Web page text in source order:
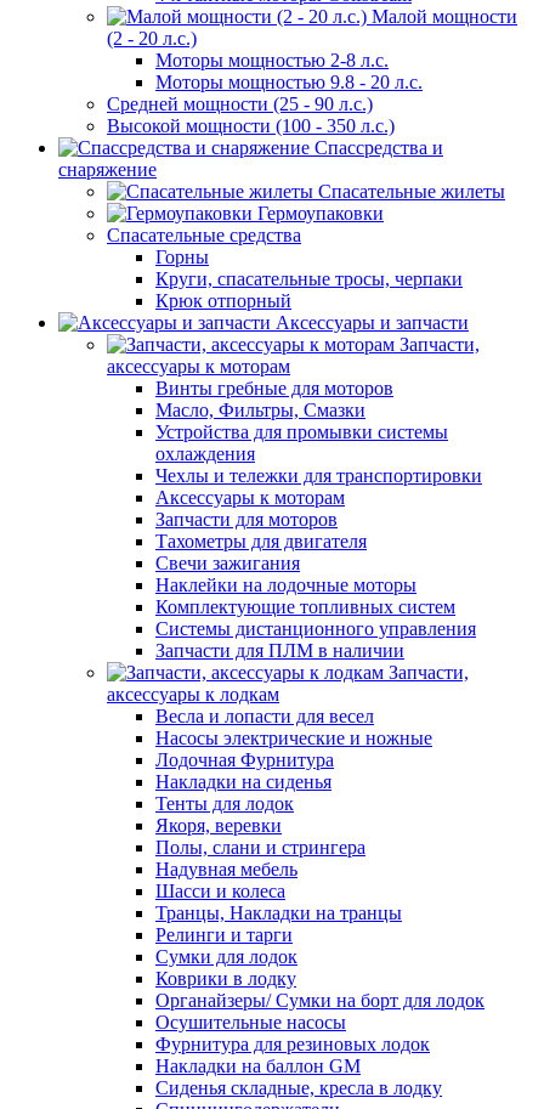
Малой мощности
(2 - 20 л.с.)
Моторы мощностью 2-8 л.с.
Моторы мощностью 9.8 - 20 л.с.
Средней мощности (25 - 90 л.с.)
Высокой мощности (100 - 350 л.с.)
Спассредства и
снаряжение
Спасательные жилеты
Гермоупаковки
Спасательные средства
Горны
Круги, спасательные тросы, черпаки
Крюк отпорный
Аксессуары и запчасти
Запчасти,
аксессуары к моторам
Винты гребные для моторов
Масло, Фильтры, Смазки
Устройства для промывки системы
охлаждения
Чехлы и тележки для транспортировки
Аксессуары к моторам
Запчасти для моторов
Тахометры для двигателя
Свечи зажигания
Наклейки на лодочные моторы
Комплектующие топливных систем
Системы дистанционного управления
Запчасти для ПЛМ в наличии
Запчасти,
аксессуары к лодкам
Весла и лопасти для весел
Насосы электрические и ножные
Лодочная Фурнитура
Накладки на сиденья
Тенты для лодок
Якоря, веревки
Полы, слани и стрингера
Надувная мебель
Шасси и колеса
Транцы, Накладки на транцы
Релинги и тарги
Сумки для лодок
Коврики в лодку
Органайзеры/ Сумки на борт для лодок
Осушительные насосы
Фурнитура для резиновых лодок
Накладки на баллон GM
Сиденья складные, кресла в лодку